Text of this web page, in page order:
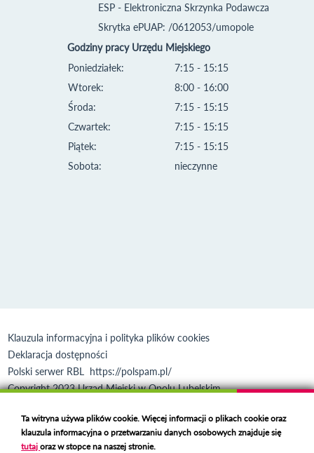
ESP - Elektroniczna Skrzynka Podawcza
Skrytka ePUAP: /0612053/umopole
Godziny pracy Urzędu Miejskiego
Poniedziałek:
Wtorek:
Środa:
Czwartek:
Piątek:
Sobota:
7:15 - 15:15
8:00 - 16:00
7:15 - 15:15
7:15 - 15:15
7:15 - 15:15
nieczynne
Klauzula informacyjna i polityka plików cookies
Deklaracja dostępności
Polski serwer RBL https://polspam.pl/
Copyright 2023 Urząd Miejski w Opolu Lubelskim
Ta witryna używa plików cookie. Więcej informacji o plikach cookie oraz
klauzula informacyjna o przetwarzaniu danych osobowych znajduje się
tutajoraz w stopce na naszej stronie.